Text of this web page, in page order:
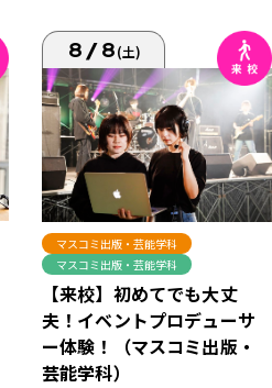
8/8(土)
マスコミ出版・芸能学科
マスコミ出版・芸能学科
【来校】初めてでも大丈
夫！イベントプロデューサ
ー体験！（マスコミ出版・
芸能学科）